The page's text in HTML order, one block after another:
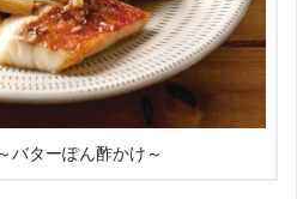
バターぽん酢かけ～